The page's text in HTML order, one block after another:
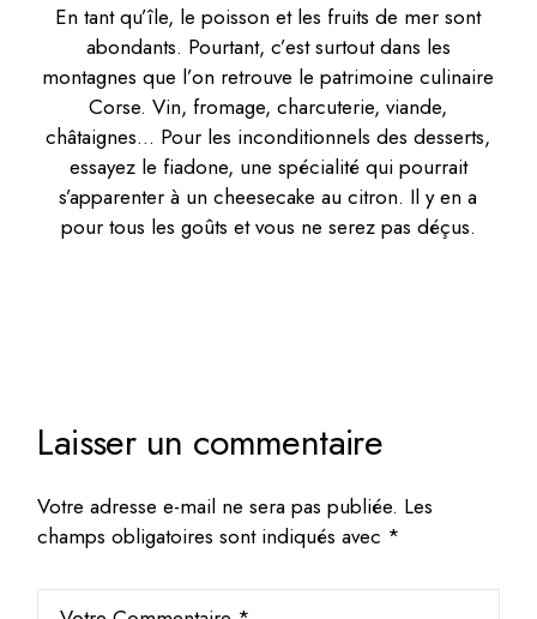
En tant qu’île, le poisson et les fruits de mer sont
abondants. Pourtant, c’est surtout dans les
montagnes que l’on retrouve le patrimoine culinaire
Corse. Vin, fromage, charcuterie, viande,
châtaignes… Pour les inconditionnels des desserts,
essayez le fiadone, une spécialité qui pourrait
s’apparenter à un cheesecake au citron. Il y en a
pour tous les goûts et vous ne serez pas déçus.
Laisser un commentaire
Votre adresse e-mail ne sera pas publiée. Les
champs obligatoires sont indiqués avec *